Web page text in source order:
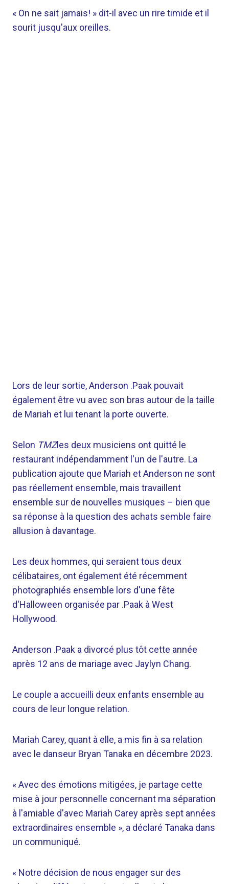
« On ne sait jamais! » dit-il avec un rire timide et il
sourit jusqu'aux oreilles.
Lors de leur sortie, Anderson .Paak pouvait
également être vu avec son bras autour de la taille
de Mariah et lui tenant la porte ouverte.
Selon TMZles deux musiciens ont quitté le
restaurant indépendamment l'un de l'autre. La
publication ajoute que Mariah et Anderson ne sont
pas réellement ensemble, mais travaillent
ensemble sur de nouvelles musiques – bien que
sa réponse à la question des achats semble faire
allusion à davantage.
Les deux hommes, qui seraient tous deux
célibataires, ont également été récemment
photographiés ensemble lors d'une fête
d'Halloween organisée par .Paak à West
Hollywood.
Anderson .Paak a divorcé plus tôt cette année
après 12 ans de mariage avec Jaylyn Chang.
Le couple a accueilli deux enfants ensemble au
cours de leur longue relation.
Mariah Carey, quant à elle, a mis fin à sa relation
avec le danseur Bryan Tanaka en décembre 2023.
« Avec des émotions mitigées, je partage cette
mise à jour personnelle concernant ma séparation
à l'amiable d'avec Mariah Carey après sept années
extraordinaires ensemble », a déclaré Tanaka dans
un communiqué.
« Notre décision de nous engager sur des